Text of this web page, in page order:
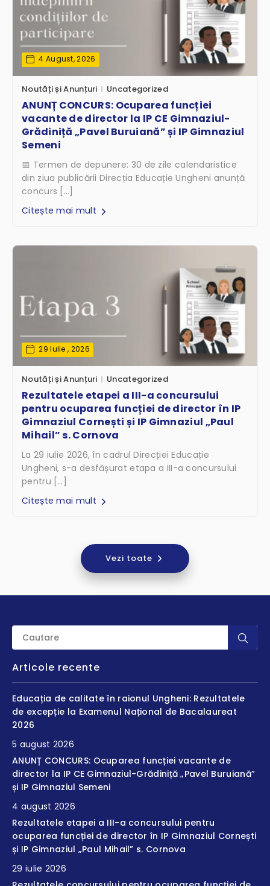
4 August, 2026
Noutăți și Anunțuri Uncategorized
ANUNȚ CONCURS: Ocuparea funcției
vacante de director la IP CE Gimnaziul-
Grădiniță „Pavel Buruiană” și IP Gimnaziul
Semeni
📅 Termen de depunere: 30 de zile calendaristice
din ziua publicării Direcția Educație Ungheni anunță
concurs […]
Citește mai mult
29 Iulie , 2026
Noutăți și Anunțuri Uncategorized
Rezultatele etapei a III-a concursului
pentru ocuparea funcției de director în IP
Gimnaziul Cornești și IP Gimnaziul „Paul
Mihail” s. Cornova
La 29 iulie 2026, în cadrul Direcției Educație
Ungheni, s-a desfășurat etapa a III-a concursului
pentru […]
Citește mai mult
Vezi toate
Articole recente
Educația de calitate în raionul Ungheni: Rezultatele
de excepție la Examenul Național de Bacalaureat
2026
5 august 2026
ANUNȚ CONCURS: Ocuparea funcției vacante de
director la IP CE Gimnaziul-Grădiniță „Pavel Buruiană”
și IP Gimnaziul Semeni
4 august 2026
Rezultatele etapei a III-a concursului pentru
ocuparea funcției de director în IP Gimnaziul Cornești
și IP Gimnaziul „Paul Mihail” s. Cornova
29 iulie 2026